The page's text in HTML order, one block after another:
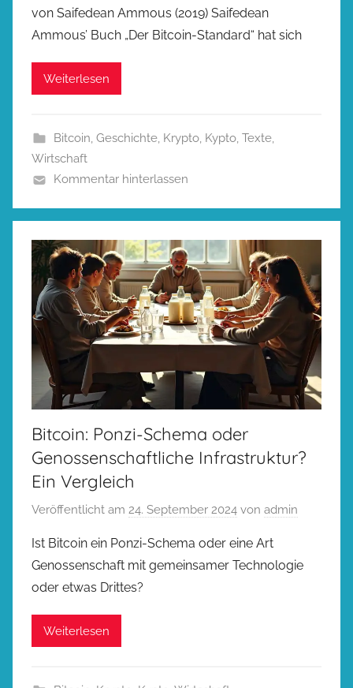
von Saifedean Ammous (2019) Saifedean
Ammous’ Buch „Der Bitcoin-Standard“ hat sich
Weiterlesen
Bitcoin, Geschichte, Krypto, Kypto, Texte,
Wirtschaft
Kommentar hinterlassen
Bitcoin: Ponzi-Schema oder
Genossenschaftliche Infrastruktur?
Ein Vergleich
Veröffentlicht am 24. September 2024 von admin
Ist Bitcoin ein Ponzi-Schema oder eine Art
Genossenschaft mit gemeinsamer Technologie
oder etwas Drittes?
Weiterlesen